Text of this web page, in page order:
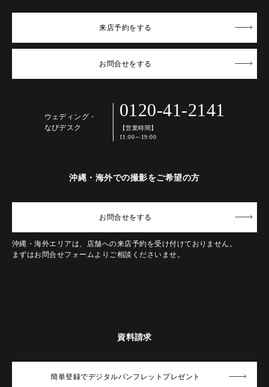
来店予約をする
お問合せをする
ウェディング・
なびデスク
0120-41-2141
【営業時間】
11:00～19:00
沖縄・海外での撮影をご希望の方
お問合せをする
沖縄・海外エリアは、店舗への来店予約を受け付けておりません。
まずはお問合せフォームよりご相談くださいませ。
資料請求
簡単登録でデジタルパンフレットプレゼント